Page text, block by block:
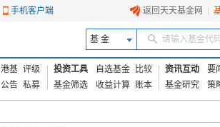
手机客户端 返回天天基金网
基 金 请输入基金代
港基 评级
公告 私募
投资工具 自选基金
比较
基金筛选
收益计算 账本
资讯互动 要
基金研究
策